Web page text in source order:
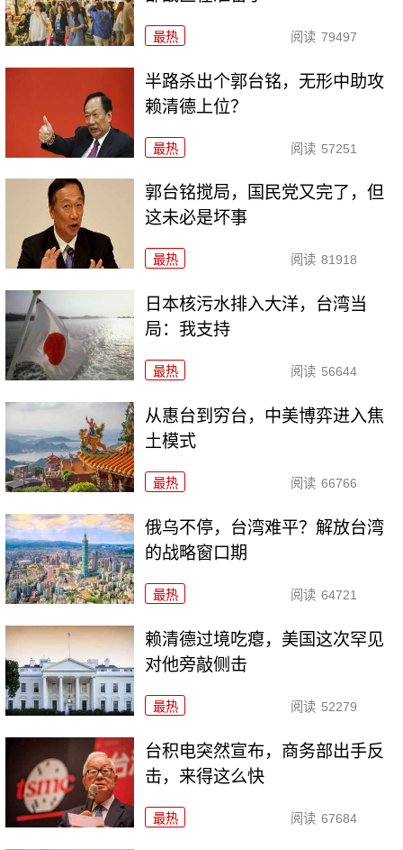
最热 阅读 79497
半路杀出个郭台铭，无形中助攻
赖清德上位？
最热 阅读 57251
郭台铭搅局，国民党又完了，但
这未必是坏事
最热 阅读 81918
日本核污水排入大洋，台湾当
局：我支持
最热 阅读 56644
从惠台到穷台，中美博弈进入焦
土模式
最热 阅读 66766
俄乌不停，台湾难平？解放台湾
的战略窗口期
最热 阅读 64721
赖清德过境吃瘪，美国这次罕见
对他旁敲侧击
最热 阅读 52279
台积电突然宣布，商务部出手反
击，来得这么快
最热 阅读 67684